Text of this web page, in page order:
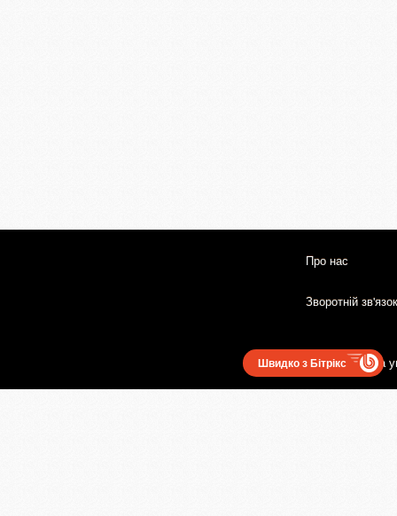
Про нас
Зворотній зв'язок
Користувацька
Швидко з Бітрікс